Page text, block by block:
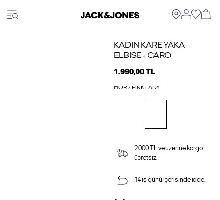
KADIN KARE YAKA
ELBISE - CARO
1.990,00 TL
MOR / PINK LADY
2.000 TL ve üzerine kargo
ücretsiz.
14 iş günü içerisinde iade.